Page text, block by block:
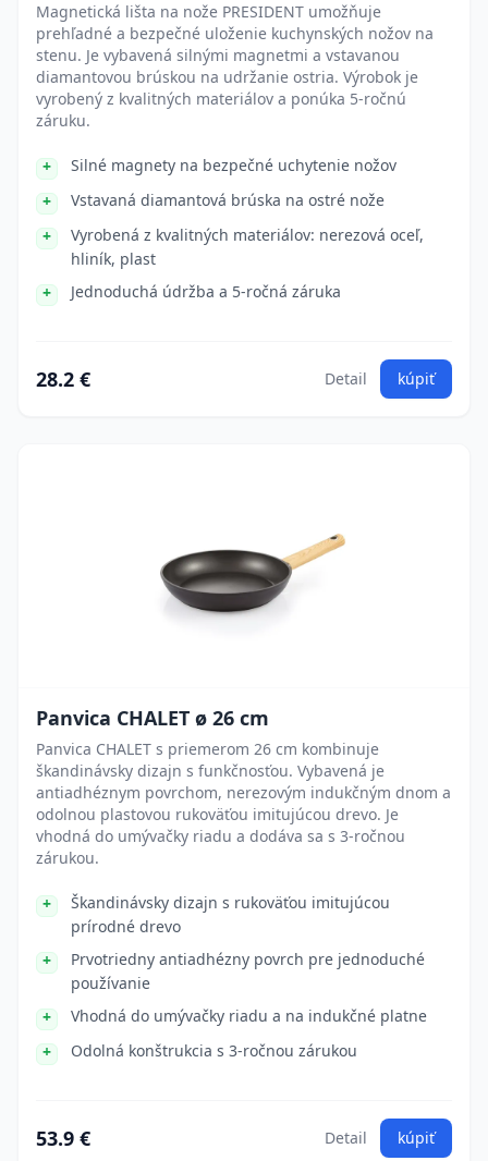
Magnetická lišta na nože PRESIDENT umožňuje
prehľadné a bezpečné uloženie kuchynských nožov na
stenu. Je vybavená silnými magnetmi a vstavanou
diamantovou brúskou na udržanie ostria. Výrobok je
vyrobený z kvalitných materiálov a ponúka 5-ročnú
záruku.
Silné magnety na bezpečné uchytenie nožov
Vstavaná diamantová brúska na ostré nože
Vyrobená z kvalitných materiálov: nerezová oceľ,
hliník, plast
Jednoduchá údržba a 5-ročná záruka
28.2 € Detail kúpiť
Panvica CHALET ø 26 cm
Panvica CHALET s priemerom 26 cm kombinuje
škandinávsky dizajn s funkčnosťou. Vybavená je
antiadhéznym povrchom, nerezovým indukčným dnom a
odolnou plastovou rukoväťou imitujúcou drevo. Je
vhodná do umývačky riadu a dodáva sa s 3-ročnou
zárukou.
Škandinávsky dizajn s rukoväťou imitujúcou
prírodné drevo
Prvotriedny antiadhézny povrch pre jednoduché
používanie
Vhodná do umývačky riadu a na indukčné platne
Odolná konštrukcia s 3-ročnou zárukou
53.9 € Detail kúpiť